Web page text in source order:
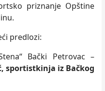
priznanje Opštine
predlozi:
Bački Petrovac –
sportistkinja iz Bačkog